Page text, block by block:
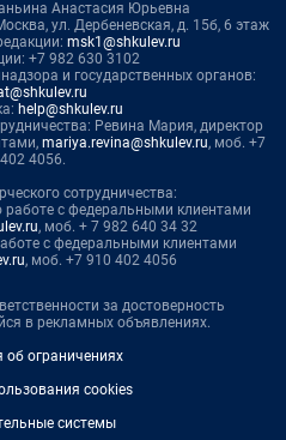
Анастасия Юрьевна
ул. Дербеневская, д. 15б, 6 этаж
msk1@shkulev.ru
+7 982 630 3102
и государственных органов:
help@shkulev.ru
Ревина Мария, директор
mariya.revina@shkulev.ru, моб. +7
4056.
сотрудничества:
с федеральными клиентами
, моб. + 7 982 640 34 32
с федеральными клиентами
, моб. +7 910 402 4056
за достоверность
в рекламных объявлениях.
ограничениях
cookies
системы